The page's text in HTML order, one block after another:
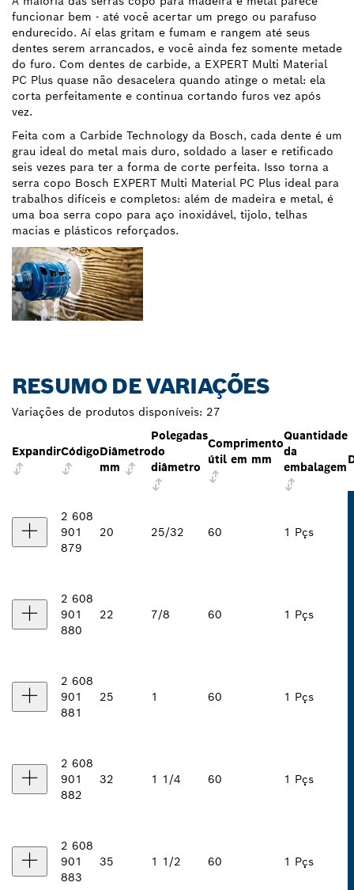
funcionar bem - até você acertar um prego ou parafuso
endurecido. Aí elas gritam e fumam e rangem até seus
dentes serem arrancados, e você ainda fez somente metade
do furo. Com dentes de carbide, a EXPERT Multi Material
PC Plus quase não desacelera quando atinge o metal: ela
corta perfeitamente e continua cortando furos vez após
vez.
Feita com a Carbide Technology da Bosch, cada dente é um
grau ideal do metal mais duro, soldado a laser e retificado
seis vezes para ter a forma de corte perfeita. Isso torna a
serra copo Bosch EXPERT Multi Material PC Plus ideal para
trabalhos difíceis e completos: além de madeira e metal, é
uma boa serra copo para aço inoxidável, tijolo, telhas
macias e plásticos reforçados.
RESUMO DE VARIAÇÕES
Variações de produtos disponíveis: 27
ExpandirCódigoDiâmetro
mm
Polegadas
do
diâmetro
Comprimento
útil em mm
Quantidade
da
embalagem
2 608
901
879
20 25/32 60 1 Pçs
2 608
901
880
22 7/8 60 1 Pçs
2 608
901
881
25 1 60 1 Pçs
2 608
901
882
32 1 1/4 60 1 Pçs
2 608
901
883
35 1 1/2 60 1 Pçs